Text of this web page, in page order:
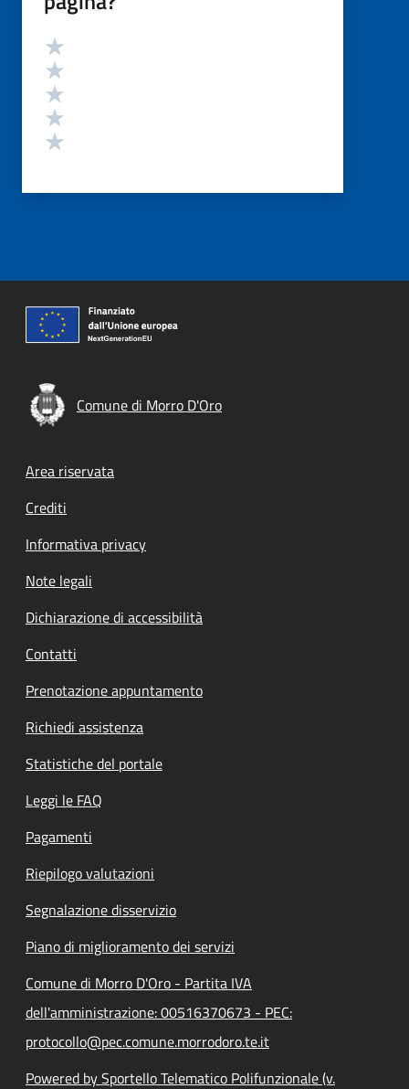
Valutazione
Comune di Morro D'Oro
Footer menu
Area riservata
Crediti
Informativa privacy
Note legali
Dichiarazione di accessibilità
Contatti
Prenotazione appuntamento
Richiedi assistenza
Statistiche del portale
Leggi le FAQ
Pagamenti
Riepilogo valutazioni
Segnalazione disservizio
Piano di miglioramento dei servizi
Comune di Morro D'Oro - Partita IVA
dell'amministrazione: 00516370673 - PEC:
protocollo@pec.comune.morrodoro.te.it
Powered by Sportello Telematico Polifunzionale (v.